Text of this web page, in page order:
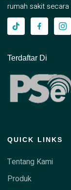
rumah sakit
Terdaftar Di
QUICK LINKS
Tentang Kami
Produk